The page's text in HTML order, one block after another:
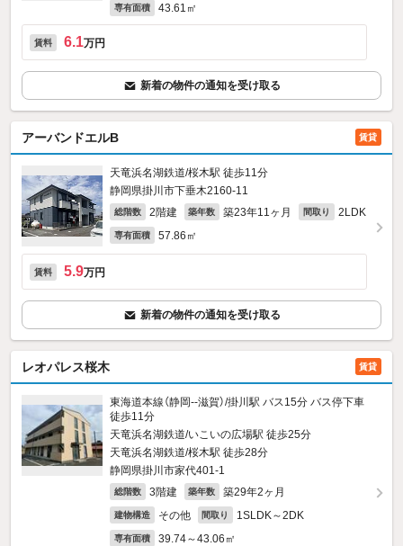
専有面積 43.61㎡
賃料 6.1万円
新着の物件の通知を受け取る
アーバンドエルB 賃貸
天竜浜名湖鉄道/桜木駅 徒歩11分
静岡県掛川市下垂木2160‐11
総階数 2階建 築年数 築23年11ヶ月 間取り 2LDK
専有面積 57.86㎡
賃料 5.9万円
新着の物件の通知を受け取る
レオパレス桜木 賃貸
東海道本線（静岡--滋賀）/掛川駅 バス15分 バス停下車
徒歩11分
天竜浜名湖鉄道/いこいの広場駅 徒歩25分
天竜浜名湖鉄道/桜木駅 徒歩28分
静岡県掛川市家代401‐1
総階数 3階建 築年数 築29年2ヶ月
建物構造 その他 間取り 1SLDK～2DK
専有面積 39.74～43.06㎡